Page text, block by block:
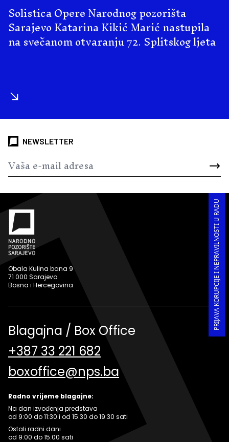
Solistica Opere Narodnog pozorišta
Sarajevo Katarina Kikić Marić nastupila
na svečanom otvaranju 72. Splitskog ljeta
NEWSLETTER
PRIJAVA KORUPCIJE I NEPRAVILNOSTI U RADU
Obala Kulina bana 9
71 000 Sarajevo
Bosna i Hercegovina
Blagajna / Box Office
+387 33 221 682
boxoffice@nps.ba
Radno vrijeme blagajne:
Na dan izvođenja predstava
od 9:00 do 11:30 i od 15:30 do 19:30 sati
Ostali radni dani
od 9:00 do 15:00 sati